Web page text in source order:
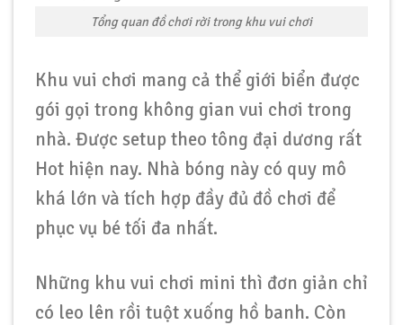
Tổng quan đồ chơi rời trong khu vui chơi
Khu vui chơi mang cả thể giới biển được
gói gọi trong không gian vui chơi trong
nhà. Được setup theo tông đại dương rất
Hot hiện nay. Nhà bóng này có quy mô
khá lớn và tích hợp đầy đủ đồ chơi để
phục vụ bé tối đa nhất.
Những khu vui chơi mini thì đơn giản chỉ
có leo lên rồi tuột xuống hồ banh. Còn